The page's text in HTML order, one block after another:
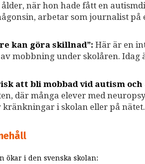
ålder, när hon hade fått en
arbetar som journalist
kan göra skillnad”: Här är en
mobbning under skolåren.
att bli mobbad vid autism och
där många elever med
i skolan eller på nätet.
ökar i den svenska skolan: